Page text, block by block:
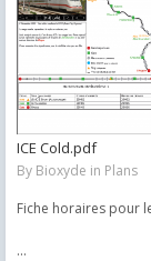
ICE Cold.pdf
By Bioxyde in Plans
Fiche horaires pour
...